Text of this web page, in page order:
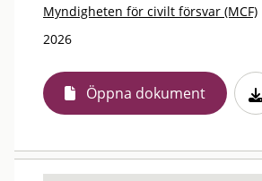
Myndigheten för civilt försvar (MCF)
2026
Öppna dokument